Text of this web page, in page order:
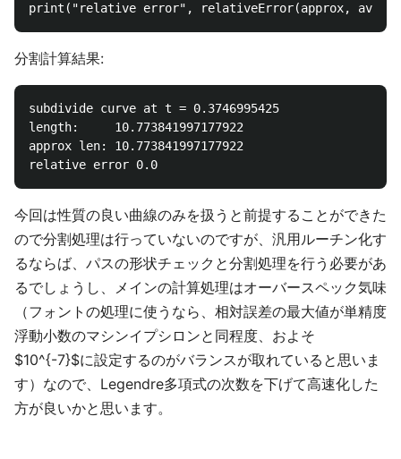
分割計算結果:
subdivide curve at t = 0.3746995425
length:     10.773841997177922
approx len: 10.773841997177922
今回は性質の良い曲線のみを扱うと前提することができた
ので分割処理は行っていないのですが、汎用ルーチン化す
るならば、パスの形状チェックと分割処理を行う必要があ
るでしょうし、メインの計算処理はオーバースペック気味
（フォントの処理に使うなら、相対誤差の最大値が単精度
浮動小数のマシンイプシロンと同程度、およそ
$10^{-7}$に設定するのがバランスが取れていると思いま
す）なので、Legendre多項式の次数を下げて高速化した
方が良いかと思います。